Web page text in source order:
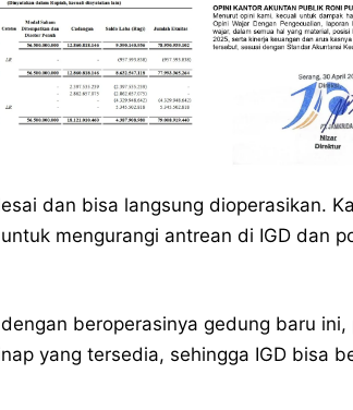
dan bisa langsung dioperasikan.
mengurangi antrean di IGD dan
beroperasinya gedung baru ini,
yang tersedia, sehingga IGD bisa